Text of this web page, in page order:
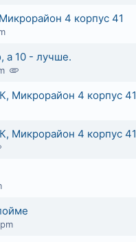
4 корпус 41
а 10 - лучше.
Микрорайон 4 корпус 41
Микрорайон 4 корпус 41